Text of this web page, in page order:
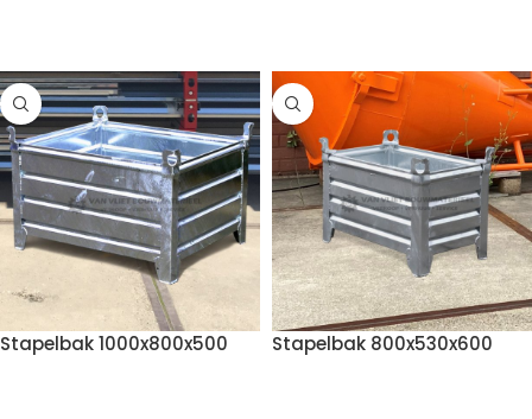
Stapelbak 1000x800x500 Stapelbak 800x530x600